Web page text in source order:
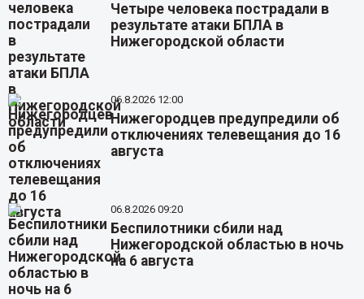
Четыре человека пострадали в
результате атаки БПЛА в
Нижегородской области
06.8.2026 12:00
Нижегородцев предупредили об
отключениях телевещания до 16
августа
06.8.2026 09:20
Беспилотники сбили над
Нижегородской областью в ночь
на 6 августа